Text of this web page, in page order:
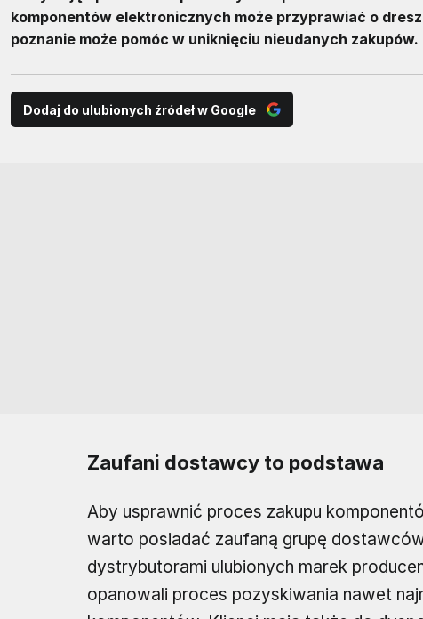
komponentów elektronicznych może przyprawiać o
poznanie może pomóc w uniknięciu nieudanych zakupów.
Dodaj do ulubionych źródeł w Google
Zaufani dostawcy to podstawa
Aby usprawnić proces zakupu
warto posiadać zaufaną grupę
dystrybutorami ulubionych marek
opanowali proces pozyskiwania nawet